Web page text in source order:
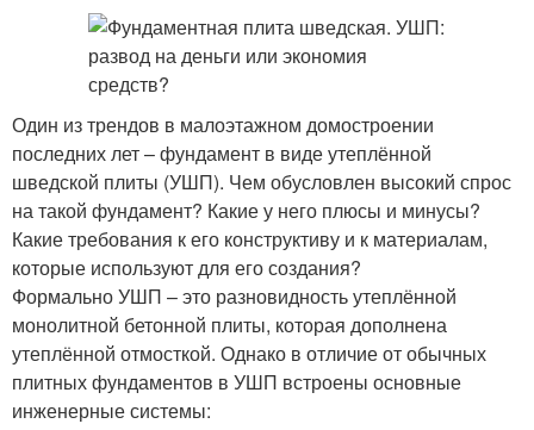
Один из трендов в малоэтажном домостроении
последних лет – фундамент в виде утеплённой
шведской плиты (УШП). Чем обусловлен высокий спрос
на такой фундамент? Какие у него плюсы и минусы?
Какие требования к его конструктиву и к материалам,
которые используют для его создания?
Формально УШП – это разновидность утеплённой
монолитной бетонной плиты, которая дополнена
утеплённой отмосткой. Однако в отличие от обычных
плитных фундаментов в УШП встроены основные
инженерные системы: